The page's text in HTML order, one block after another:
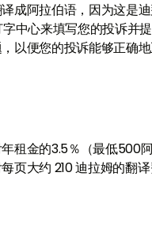
成阿拉伯语，因为这是
中心来填写您的投诉并
以便您的投诉能够正确
租金的3.5％（最低500
大约 210 迪拉姆的翻